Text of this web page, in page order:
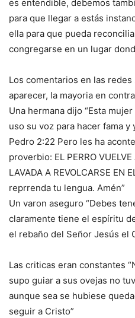
es entendible, debemos
para que llegar a estás
ella para que pueda
congregarse en un lugar
Los comentarios en las
aparecer, la mayoria en
Una hermana dijo “Esta
uso su voz para hacer fama y
Pedro 2:22 Pero les ha
proverbio: EL PERRO
LAVADA A REVOLCARSE EN
reprrenda tu lengua. Amén”
Un varon aseguro “Debes
claramente tiene el espíritu
el rebaño del Señor Jesús el
Las criticas eran constantes
supo guiar a sus ovejas no
aunque sea se hubiese
seguir a Cristo”